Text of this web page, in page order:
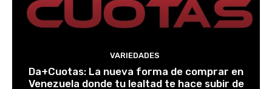
VARIEDADES
Da+Cuotas: La nueva forma de comprar en
Venezuela donde tu lealtad te hace subir de